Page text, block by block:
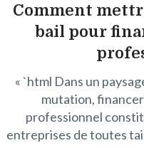
Comment
bail pour
« `html Dans un
mutation,
professionnel
entreprises de toutes